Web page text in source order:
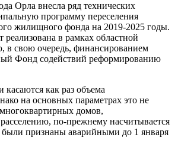
Орла внесла ряд технических
программу переселения
жилищного фонда на 2019-2025 годы.
в рамках областной
в свою очередь, финансированием
Фонд содействий реформированию
как раз объема
на основных параметрах это не
домов,
по-прежнему насчитывается
были признаны аварийными до 1 января